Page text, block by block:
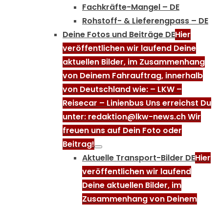
Fachkräfte-Mangel – DE
Rohstoff- & Lieferengpass – DE
Deine Fotos und Beiträge DEHier
veröffentlichen wir laufend Deine
aktuellen Bilder, im Zusammenhang
von Deinem Fahrauftrag, innerhalb
von Deutschland wie: – LKW –
Reisecar – Linienbus Uns erreichst Du
unter: redaktion@lkw-news.ch Wir
freuen uns auf Dein Foto oder
Beitrag!
Aktuelle Transport-Bilder DEHier
veröffentlichen wir laufend
Deine aktuellen Bilder, im
Zusammenhang von Deinem